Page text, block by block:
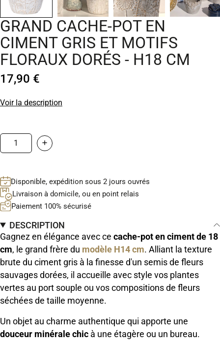
GRAND CACHE-POT EN
CIMENT GRIS ET MOTIFS
FLORAUX DORÉS - H18 CM
17,90 €
Voir la description
Disponible, expédition sous 2 jours ouvrés
Livraison à domicile, ou en point relais
Paiement 100% sécurisé
DESCRIPTION
Gagnez en élégance avec ce cache-pot en ciment de 18
cm, le grand frère du modèle H14 cm. Alliant la texture
brute du ciment gris à la finesse d'un semis de fleurs
sauvages dorées, il accueille avec style vos plantes
vertes au port souple ou vos compositions de fleurs
séchées de taille moyenne.
Un objet au charme authentique qui apporte une
douceur minérale chic à une étagère ou un bureau.